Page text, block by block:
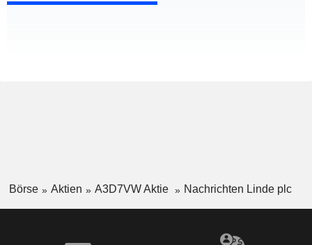
Börse Aktien A3D7VW Aktie Nachrichten Linde plc